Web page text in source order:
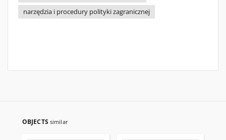
narzędzia i procedury polityki zagranicznej
OBJECTS similar